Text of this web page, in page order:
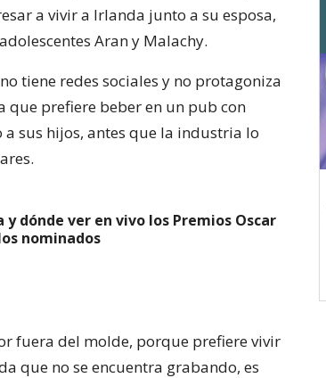
a vivir a Irlanda junto a su esposa,
Aran y Malachy.
tiene redes sociales y no protagoniza
que prefiere beber en un pub con
sus hijos, antes que la industria lo
y dónde ver en vivo los Premios Oscar
nominados
fuera del molde, porque prefiere vivir
que no se encuentra grabando, es